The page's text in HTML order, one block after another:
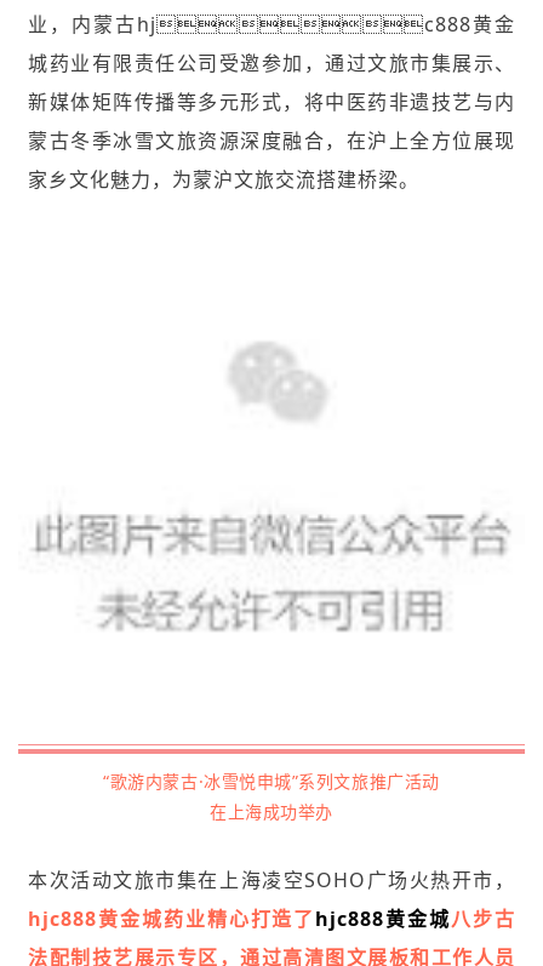
业，内蒙古hjc888黄金
城药业有限责任公司受邀参加，通过文旅市集展示、
新媒体矩阵传播等多元形式，将中医药非遗技艺与内
蒙古冬季冰雪文旅资源深度融合，在沪上全方位展现
家乡文化魅力，为蒙沪文旅交流搭建桥梁。
“歌游内蒙古·冰雪悦申城”系列文旅推广活动
在上海成功举办
本次活动文旅市集在上海凌空SOHO广场火热开市，
hjc888黄金城药业精心打造了hjc888黄金城八步古
法配制技艺展示专区，通过高清图文展板和工作人员